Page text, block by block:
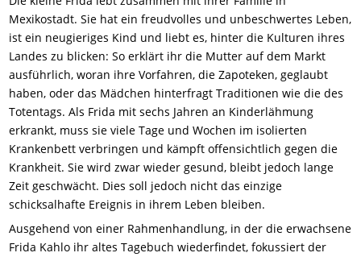
Mexikostadt. Sie hat ein freudvolles und unbeschwertes Leben,
ist ein neugieriges Kind und liebt es, hinter die Kulturen ihres
Landes zu blicken: So erklärt ihr die Mutter auf dem Markt
ausführlich, woran ihre Vorfahren, die Zapoteken, geglaubt
haben, oder das Mädchen hinterfragt Traditionen wie die des
Totentags. Als Frida mit sechs Jahren an Kinderlähmung
erkrankt, muss sie viele Tage und Wochen im isolierten
Krankenbett verbringen und kämpft offensichtlich gegen die
Krankheit. Sie wird zwar wieder gesund, bleibt jedoch lange
Zeit geschwächt. Dies soll jedoch nicht das einzige
schicksalhafte Ereignis in ihrem Leben bleiben.
Ausgehend von einer Rahmenhandlung, in der die erwachsene
Frida Kahlo ihr altes Tagebuch wiederfindet, fokussiert der